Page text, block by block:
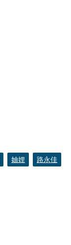
妯娌
路永佳